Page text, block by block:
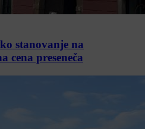
stanovanje na
cena preseneča